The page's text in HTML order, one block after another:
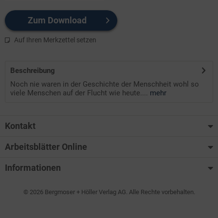
Zum Download
Auf Ihren Merkzettel setzen
Beschreibung
Noch nie waren in der Geschichte der Menschheit wohl so
viele Menschen auf der Flucht wie heute.... mehr
Kontakt
Arbeitsblätter Online
Informationen
© 2026 Bergmoser + Höller Verlag AG. Alle Rechte vorbehalten.